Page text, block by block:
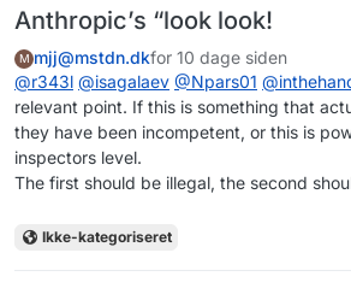
Anthropic’s “look look!
M mjj@mstdn.dkfor 10 dage siden
@r343l @isagalaev @Npars01 @
relevant point. If this is something that
they have been incompetent, or this is
inspectors level.
The first should be illegal, the second
Ikke-kategoriseret